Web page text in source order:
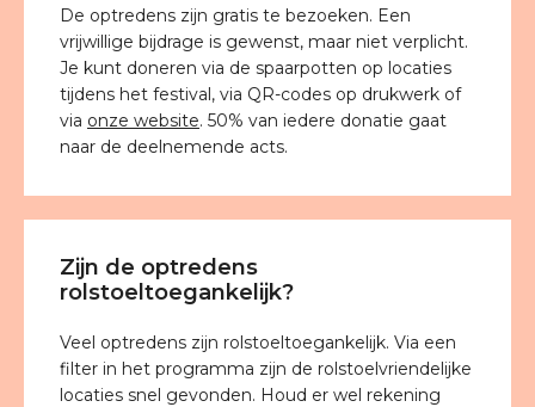
De optredens zijn gratis te bezoeken. Een
vrijwillige bijdrage is gewenst, maar niet verplicht.
Je kunt doneren via de spaarpotten op locaties
tijdens het festival, via QR-codes op drukwerk of
via onze website. 50% van iedere donatie gaat
naar de deelnemende acts.
Zijn de optredens
rolstoeltoegankelijk?
Veel optredens zijn rolstoeltoegankelijk. Via een
filter in het programma zijn de rolstoelvriendelijke
locaties snel gevonden. Houd er wel rekening